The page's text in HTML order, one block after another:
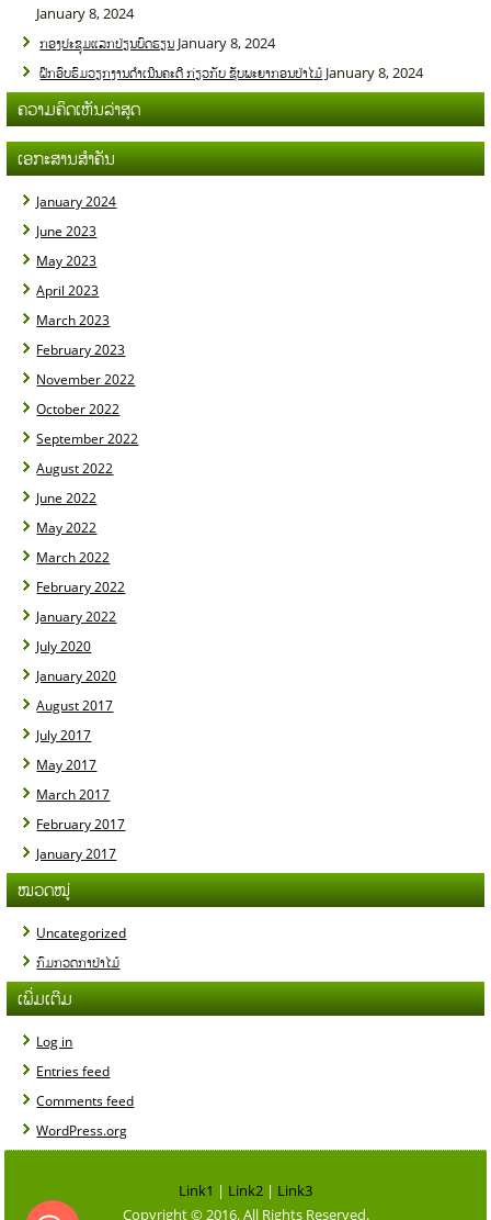
January 8, 2024
ກອງປະຊຸມແລກປ່ຽນບົດຮຽນ January 8, 2024
ຝຶກອົບຮົມວຽກງານດໍາເນີນຄະດີ ກ່ຽວກັບ ຊັບພະຍາກອນປ່າໄມ້ January 8, 2024
ຄວາມຄິດເຫັນລ່າສຸດ
ເອກະສານສຳຄັນ
January 2024
June 2023
May 2023
April 2023
March 2023
February 2023
November 2022
October 2022
September 2022
August 2022
June 2022
May 2022
March 2022
February 2022
January 2022
July 2020
January 2020
August 2017
July 2017
May 2017
March 2017
February 2017
January 2017
ໝວດໝູ່
Uncategorized
ກົມກວດກາປ່າໄມ້
ເພີ່ມເຕີມ
Log in
Entries feed
Comments feed
WordPress.org
Link1 | Link2 | Link3
Copyright © 2016. All Rights Reserved.